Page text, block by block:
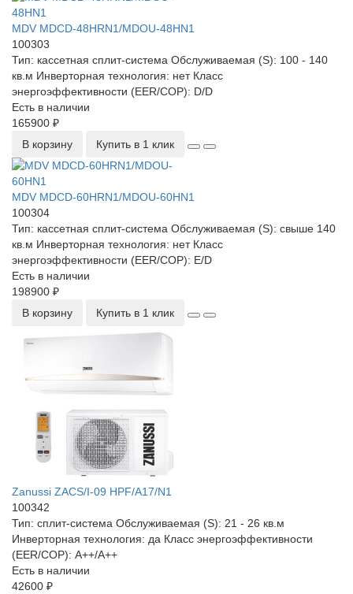
MDV MDCD-48HRN1/MDOU-48HN1
100303
Тип: кассетная сплит-система Обслуживаемая (S): 100 - 140
кв.м Инверторная технология: нетКласс
энергоэффективности (EER/COP): D/D
Есть в наличии
165900 ₽
В корзину
Купить в 1 клик
MDV MDCD-60HRN1/MDOU-60HN1
100304
Тип: кассетная сплит-система Обслуживаемая (S): свыше 140
кв.м Инверторная технология: нетКласс
энергоэффективности (EER/COP): E/D
Есть в наличии
198900 ₽
В корзину
Купить в 1 клик
Zanussi ZACS/I-09 HPF/A17/N1
100342
Тип: сплит-система Обслуживаемая (S): 21 - 26 кв.м
Инверторная технология: да Класс энергоэффективности
(EER/COP): А++/А++
Есть в наличии
42600 ₽